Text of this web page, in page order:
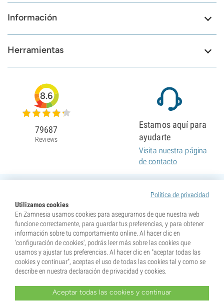
Información
Herramientas
Política de privacidad
Utilizamos cookies
En Zamnesia usamos cookies para asegurarnos de que nuestra web
funcione correctamente, para guardar tus preferencias, y para obtener
información sobre tu comportamiento online. Al hacer clic en
'configuración de cookies', podrás leer más sobre las cookies que
usamos y ajustar tus preferencias. Al hacer clic en "aceptar todas las
cookies y continuar", aceptas el uso de todas las cookies tal y como se
describe en nuestra declaración de privacidad y cookies.
Aceptar todas las cookies y continuar
8.6
79687
Reviews
Estamos aquí para
ayudarte
Visita nuestra página
de contacto
* Nuestras semillas se venden como suvenires. La germinación de semillas es ilegal en muchos